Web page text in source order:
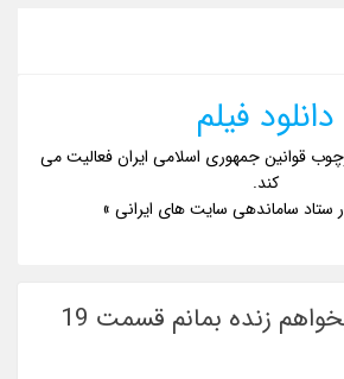
دانلود فیلم
قوانین جمهوری اسلامی ایران فعالیت می
کند.
ساماندهی سایت های ایرانی »
دانلود سریال میخواهم زنده بمانم قسمت 19